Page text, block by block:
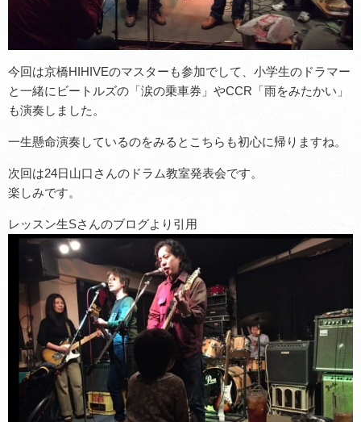
今回は京橋HIHIVEのマスターも参加でして、小学生のドラマー
と一緒にビートルズの「涙の乗車券」やCCR「雨をみたかい」
も演奏しました。
一生懸命演奏しているのをみるとこちらも初心に帰りますね。
次回は24日山口さんのドラム教室発表会です。
楽しみです。
レッスン生Sさんのブログより引用